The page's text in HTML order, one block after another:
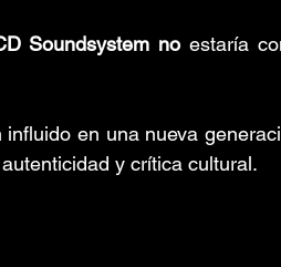
Soundsystem no estaría
en una nueva
y crítica cultural.